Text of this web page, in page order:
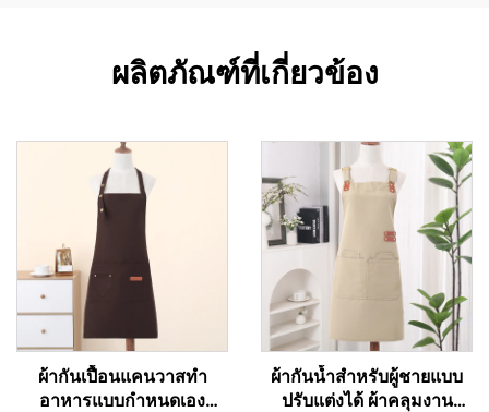
ผลิตภัณฑ์ที่เกี่ยวข้อง
ผ้ากันเปื้อนแคนวาสทำ
อาหารแบบกำหนดเอง
ผ้ากันน้ำสำหรับผู้ชายแบบ
ปรับแต่งได้ ผ้าคลุมงาน